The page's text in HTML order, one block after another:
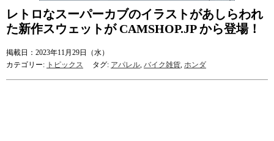
レトロなスーパーカブのイラストがあしらわれ
た新作スウェットが CAMSHOP.JP から登場！
掲載日：2023年11月29日（水）
カテゴリー: トピックス タグ: アパレル, バイク雑貨, ホンダ